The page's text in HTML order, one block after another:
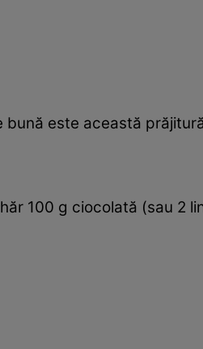
bună este această
100 g ciocolată (sau 2